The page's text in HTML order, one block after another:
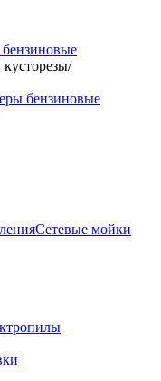
/
бензиновые
Сетевые мойки